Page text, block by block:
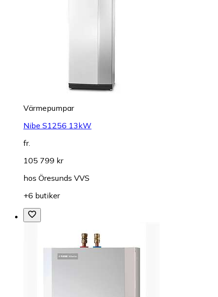
Värmepumpar
Nibe S1256 13kW
fr.
105 799 kr
hos Öresunds VVS
+6 butiker